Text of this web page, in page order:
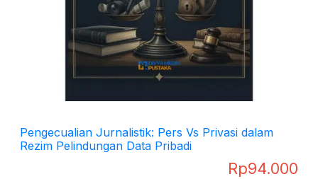
Pengecualian Jurnalistik: Pers Vs Privasi dalam
Rezim Pelindungan Data Pribadi
Rp94.000